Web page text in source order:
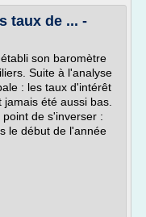
taux de ... -
son baromètre
Suite à l'analyse
: les taux d'intérêt
été aussi bas.
de s'inverser :
le début de l'année